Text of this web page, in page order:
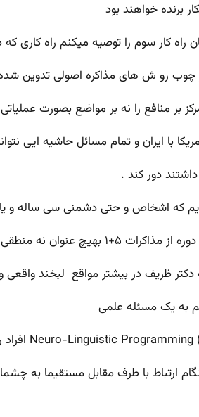
برنده خواهند بود
راه کار سوم را توصیه میکنم راه کاری
چوب رو ش های مذاکره اصولی تدوین
بر منافع را نه بر مواضع بصورت
دور کند .
که اشخاص و حتی دشمنی سی ساله و
عنوان نه منطقی و نه منصف بودند
دکتر ظریف در بیشتر مواقع لبخند
به یک مسئله علمی